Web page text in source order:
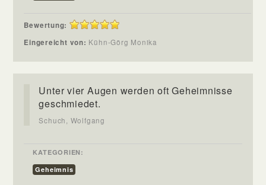
Bewertung:
Eingereicht von: Kühn-Görg Monika
Unter vier Augen werden oft Geheimnisse
geschmiedet.
Schuch, Wolfgang
KATEGORIEN:
Geheimnis